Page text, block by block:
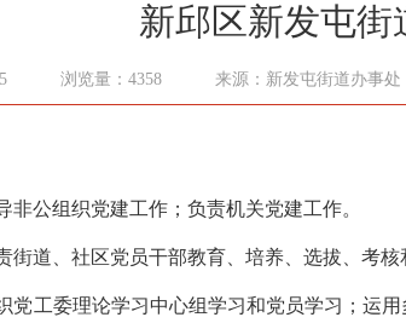
新邱区新发屯街
浏览量：4358 来源：新发屯街道办事处
公组织党建工作；负责机关党建工作。
道、社区党员干部教育、培养、选拔、考核
工委理论学习中心组学习和党员学习；运用